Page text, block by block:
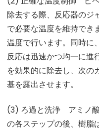
除去する際、反応器のジ
で必要な温度を維持でき
温度で行います。同時に
反応は迅速かつ均一に進
を効果的に除去し、次の
基を露出させます。
(3) ろ過と洗浄 アミノ
の各ステップの後、樹脂